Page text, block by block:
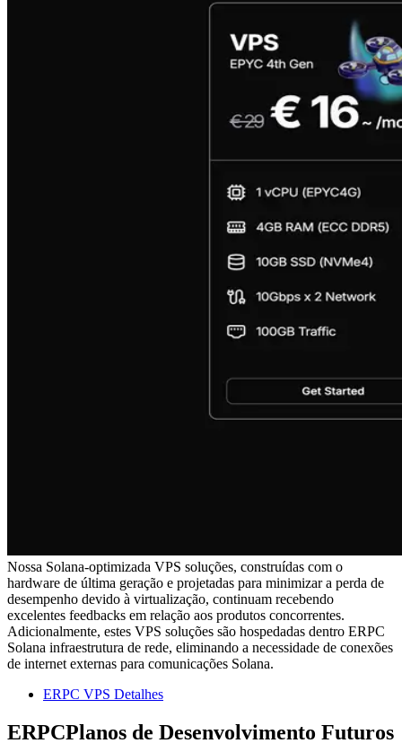
Nossa Solana-optimizada VPS soluções, construídas com o
hardware de última geração e projetadas para minimizar a perda de
desempenho devido à virtualização, continuam recebendo
excelentes feedbacks em relação aos produtos concorrentes.
Adicionalmente, estes VPS soluções são hospedadas dentro ERPC
Solana infraestrutura de rede, eliminando a necessidade de conexões
de internet externas para comunicações Solana.
ERPC VPS Detalhes
ERPCPlanos de Desenvolvimento Futuros